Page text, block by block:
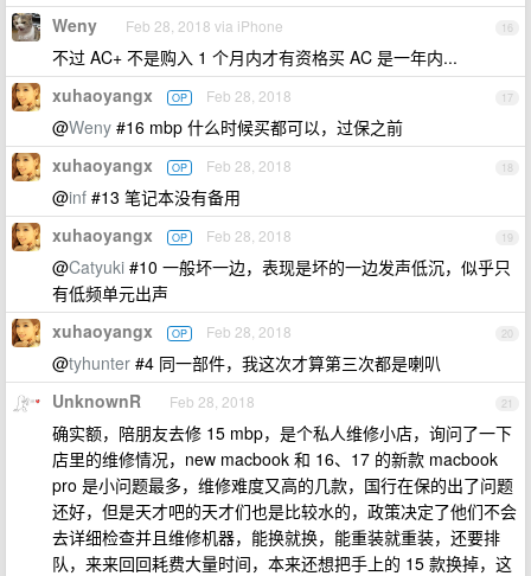
16
Weny Feb 28, 2018 via iPhone
不过 AC+ 不是购入 1 个月内才有资格买 AC 是一年内...
17
xuhaoyangx OP Feb 28, 2018
@Weny #16 mbp 什么时候买都可以，过保之前
18
xuhaoyangx OP Feb 28, 2018
@inf #13 笔记本没有备用
19
xuhaoyangx OP Feb 28, 2018
@Catyuki #10 一般坏一边，表现是坏的一边发声低沉，似乎只
有低频单元出声
20
xuhaoyangx OP Feb 28, 2018
@tyhunter #4 同一部件，我这次才算第三次都是喇叭
21
UnknownR Feb 28, 2018
确实额，陪朋友去修 15 mbp，是个私人维修小店，询问了一下
店里的维修情况，new macbook 和 16、17 的新款 macbook
pro 是小问题最多，维修难度又高的几款，国行在保的出了问题
还好，但是天才吧的天才们也是比较水的，政策决定了他们不会
去详细检查并且维修机器，能换就换，能重装就重装，还要排
队，来来回回耗费大量时间，本来还想把手上的 15 款换掉，这